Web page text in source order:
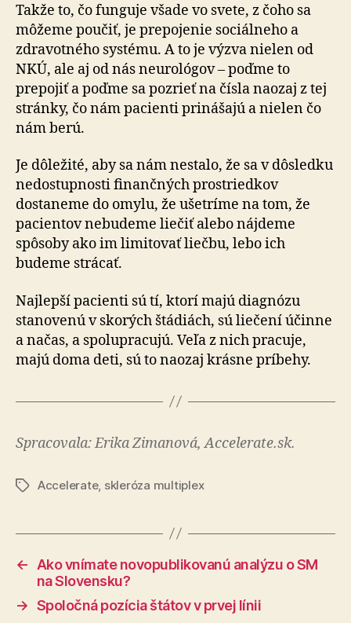
Takže to, čo funguje všade vo svete, z čoho sa
môžeme poučiť, je prepojenie sociálneho a
zdravotného systému. A to je výzva nielen od
NKÚ, ale aj od nás neurológov – poďme to
prepojiť a poďme sa pozrieť na čísla naozaj z tej
stránky, čo nám pacienti prinášajú a nielen čo
nám berú.
Je dôležité, aby sa nám nestalo, že sa v dôsledku
nedostupnosti finančných prostriedkov
dostaneme do omylu, že ušetríme na tom, že
pacientov nebudeme liečiť alebo nájdeme
spôsoby ako im limitovať liečbu, lebo ich
budeme strácať.
Najlepší pacienti sú tí, ktorí majú diagnózu
stanovenú v skorých štádiách, sú liečení účinne
a načas, a spolupracujú. Veľa z nich pracuje,
majú doma deti, sú to naozaj krásne príbehy.
Spracovala: Erika Zimanová, Accelerate.sk.
ZnačkyAccelerate, skleróza multiplex
←
Ako vnímate novopublikovanú analýzu o SM
na Slovensku?
→ Spoločná pozícia štátov v prvej línii